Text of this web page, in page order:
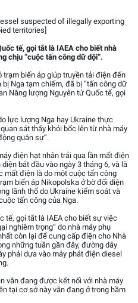
suspected of illegally exporting
territories]
tế, gọi tắt là IAEA cho biết nhà
chịu “cuộc tấn công dữ dội”.
trạm biến áp giúp truyền tải điện đến
Nga tạm chiếm, đã bị “tấn công dữ
Năng lượng Nguyên tử Quốc tế, gọi
lực lượng Nga hay Ukraine thực
sát thấy khói bốc lên từ nhà máy
quân sự”.
điện hạt nhân trải qua lần mất điện
bắt đầu vào ngày 3 tháng 6, và là
mất điện là do một cuộc tấn công
biến áp Nikopolska ở bờ đối diện
lãnh thổ do Ukraine kiểm soát và
tấn công của Nga.
tế, gọi tắt là IAEA cho biết sự việc
nghiêm trọng” do nhà máy phụ
còn lại để cung cấp điện cho Nhà
những tuần gần đây, đường dây
phải dựa vào máy phát điện diesel
vẫn đang được kết nối với nhà máy
tại cơ sở này vẫn đang ở trong hầm